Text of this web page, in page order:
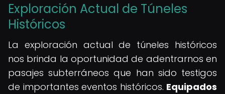
Exploración Actual de Túneles
Históricos
La exploración actual de túneles históricos
nos brinda la oportunidad de adentrarnos en
pasajes subterráneos que han sido testigos
de importantes eventos históricos. Equipados